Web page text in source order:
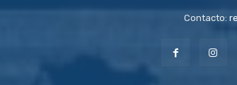
Contacto: